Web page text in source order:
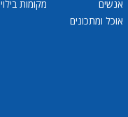
אנשים
אוכל ומתכונים
מקומות בילוי